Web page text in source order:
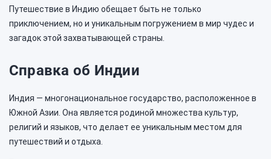
Путешествие в Индию обещает быть не только
приключением, но и уникальным погружением в мир чудес и
загадок этой захватывающей страны.
Справка об Индии
Индия — многонациональное государство, расположенное в
Южной Азии. Она является родиной множества культур,
религий и языков, что делает ее уникальным местом для
путешествий и отдыха.